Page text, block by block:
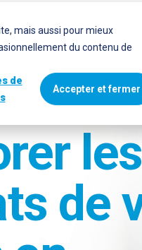
mais aussi pour mieux
du contenu de
de
Accepter et fermer
Qui utilise Forbrain ?
les
de